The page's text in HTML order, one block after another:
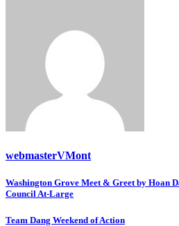
webmasterVMont
Post
navigation
Washington Grove Meet & Greet by Hoan
Council At-Large
Team Dang Weekend of Action